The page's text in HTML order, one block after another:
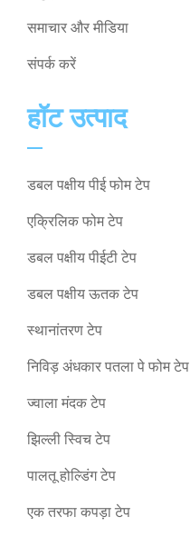
समाचार और मीडिया
संपर्क करें
हॉट उत्पाद
डबल पक्षीय पीई फोम टेप
एक्रिलिक फोम टेप
डबल पक्षीय पीईटी टेप
डबल पक्षीय ऊतक टेप
स्थानांतरण टेप
निविड़ अंधकार पतला पे फोम टेप
ज्वाला मंदक टेप
झिल्ली स्विच टेप
पालतू होल्डिंग टेप
एक तरफा कपड़ा टेप